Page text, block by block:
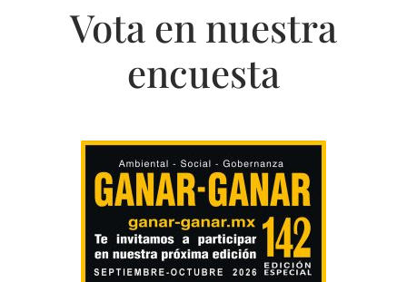
Vota en nuestra
encuesta